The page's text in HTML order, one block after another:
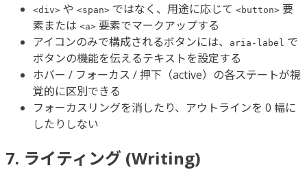
<div> や <span> ではなく、用途に応じて <button> 要
素または <a> 要素でマークアップする
アイコンのみで構成されるボタンには、
aria-label で
ボタンの機能を伝えるテキストを設定する
ホバー / フォーカス / 押下（active）の各ステートが視
覚的に区別できる
フォーカスリングを消したり、アウトラインを 0 幅に
したりしない
7. ライティング (Writing)